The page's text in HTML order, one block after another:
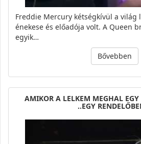
Freddie Mercury kétségkívül a világ
énekese és előadója volt. A Queen
egyik…
Bővebben
AMIKOR A LELKEM MEGHAL
..EGY